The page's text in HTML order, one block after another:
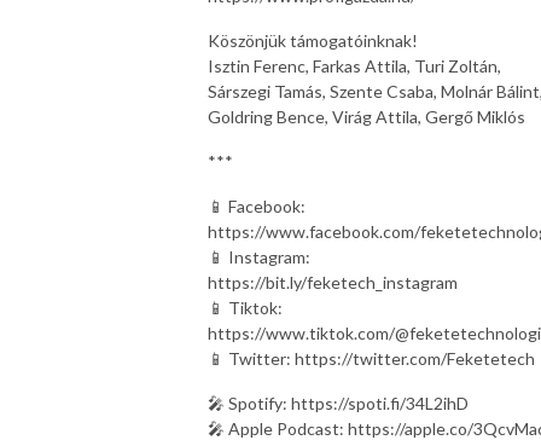
Köszönjük támogatóinknak!
Isztin Ferenc, Farkas Attila, Turi Zoltán,
Sárszegi Tamás, Szente Csaba, Molnár
Goldring Bence, Virág Attila, Gergő Miklós
***
📱 Facebook:
https://www.facebook.com/
📱 Instagram:
https://bit.ly/feketech_instagram
📱 Tiktok:
https://www.tiktok.com/
📱 Twitter: https://twitter.com/Feketetech
🎤 Spotify: https://spoti.fi/34L2ihD
🎤 Apple Podcast: https://apple.co/